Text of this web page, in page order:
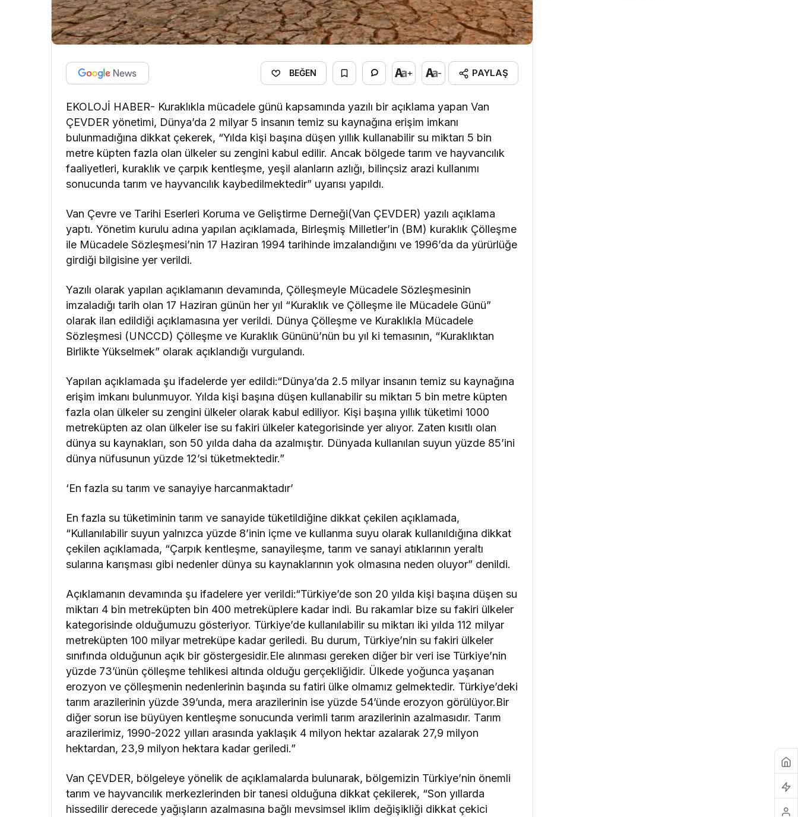
BEĞEN + - PAYLAŞ
EKOLOJİ HABER- Kuraklıkla mücadele günü kapsamında yazılı bir açıklama yapan Van
ÇEVDER yönetimi, Dünya’da 2 milyar 5 insanın temiz su kaynağına erişim imkanı
bulunmadığına dikkat çekerek, “Yılda kişi başına düşen yıllık kullanabilir su miktarı 5 bin
metre küpten fazla olan ülkeler su zengini kabul edilir. Ancak bölgede tarım ve hayvancılık
faaliyetleri, kuraklık ve çarpık kentleşme, yeşil alanların azlığı, bilinçsiz arazi kullanımı
sonucunda tarım ve hayvancılık kaybedilmektedir” uyarısı yapıldı.
Van Çevre ve Tarihi Eserleri Koruma ve Geliştirme Derneği(Van ÇEVDER) yazılı açıklama
yaptı. Yönetim kurulu adına yapılan açıklamada, Birleşmiş Milletler’in (BM) kuraklık Çölleşme
ile Mücadele Sözleşmesi’nin 17 Haziran 1994 tarihinde imzalandığını ve 1996’da da yürürlüğe
girdiği bilgisine yer verildi.
Yazılı olarak yapılan açıklamanın devamında, Çölleşmeyle Mücadele Sözleşmesinin
imzaladığı tarih olan 17 Haziran günün her yıl “Kuraklık ve Çölleşme ile Mücadele Günü”
olarak ilan edildiği açıklamasına yer verildi. Dünya Çölleşme ve Kuraklıkla Mücadele
Sözleşmesi (UNCCD) Çölleşme ve Kuraklık Gününü’nün bu yıl ki temasının, “Kuraklıktan
Birlikte Yükselmek” olarak açıklandığı vurgulandı.
Yapılan açıklamada şu ifadelerde yer edildi:“Dünya’da 2.5 milyar insanın temiz su kaynağına
erişim imkanı bulunmuyor. Yılda kişi başına düşen kullanabilir su miktarı 5 bin metre küpten
fazla olan ülkeler su zengini ülkeler olarak kabul ediliyor. Kişi başına yıllık tüketimi 1000
metreküpten az olan ülkeler ise su fakiri ülkeler kategorisinde yer alıyor. Zaten kısıtlı olan
dünya su kaynakları, son 50 yılda daha da azalmıştır. Dünyada kullanılan suyun yüzde 85’ini
dünya nüfusunun yüzde 12’si tüketmektedir.”
‘En fazla su tarım ve sanayiye harcanmaktadır’
En fazla su tüketiminin tarım ve sanayide tüketildiğine dikkat çekilen açıklamada,
“Kullanılabilir suyun yalnızca yüzde 8’inin içme ve kullanma suyu olarak kullanıldığına dikkat
çekilen açıklamada, “Çarpık kentleşme, sanayileşme, tarım ve sanayi atıklarının yeraltı
sularına karışması gibi nedenler dünya su kaynaklarının yok olmasına neden oluyor” denildi.
Açıklamanın devamında şu ifadelere yer verildi:“Türkiye’de son 20 yılda kişi başına düşen su
miktarı 4 bin metreküpten bin 400 metreküplere kadar indi. Bu rakamlar bize su fakiri ülkeler
kategorisinde olduğumuzu gösteriyor. Türkiye’de kullanılabilir su miktarı iki yılda 112 milyar
metreküpten 100 milyar metreküpe kadar geriledi. Bu durum, Türkiye’nin su fakiri ülkeler
sınıfında olduğunun açık bir göstergesidir.Ele alınması gereken diğer bir veri ise Türkiye’nin
yüzde 73’ünün çölleşme tehlikesi altında olduğu gerçekliğidir. Ülkede yoğunca yaşanan
erozyon ve çölleşmenin nedenlerinin başında su fatiri ülke olmamız gelmektedir. Türkiye’deki
tarım arazilerinin yüzde 39’unda, mera arazilerinin ise yüzde 54’ünde erozyon görülüyor.Bir
diğer sorun ise büyüyen kentleşme sonucunda verimli tarım arazilerinin azalmasıdır. Tarım
arazilerimiz, 1990-2022 yılları arasında yaklaşık 4 milyon hektar azalarak 27,9 milyon
hektardan, 23,9 milyon hektara kadar geriledi.”
Van ÇEVDER, bölgeleye yönelik de açıklamalarda bulunarak, bölgemizin Türkiye’nin önemli
tarım ve hayvancılık merkezlerinden bir tanesi olduğuna dikkat çekilerek, “Son yıllarda
hissedilir derecede yağışların azalmasına bağlı mevsimsel iklim değişikliği dikkat çekici